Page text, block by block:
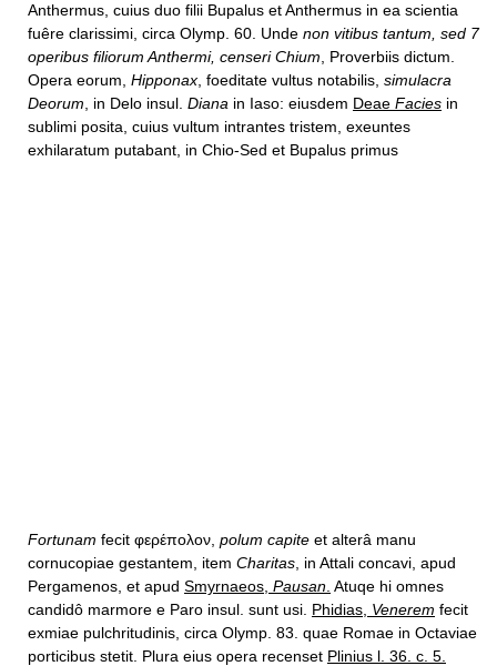
Anthermus, cuius duo filii Bupalus et Anthermus in ea scientia
fuêre clarissimi, circa Olymp. 60. Unde non vitibus tantum, sed 7
operibus filiorum Anthermi, censeri Chium , Proverbiis dictum.
Opera eorum, Hipponax , foeditate vultus notabilis, simulacra
Deorum , in Delo insul. Diana in Iaso: eiusdem Deae Facies in
sublimi posita, cuius vultum intrantes tristem, exeuntes
exhilaratum putabant, in Chio-Sed et Bupalus primus
Fortunam fecit φερέπολον, polum capite et alterâ manu
cornucopiae gestantem, item Charitas , in Attali concavi, apud
Pergamenos, et apud Smyrnaeos, Pausan Atuqe hi omnes
candidô marmore e Paro insul. sunt usi. Phidias, Venerem fecit
exmiae pulchritudinis, circa Olymp. 83. quae Romae in Octaviae
porticibus stetit. Plura eius opera recenset Plinius l. 36. c. 5.